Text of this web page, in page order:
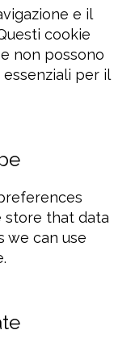
e il
cookie
non possono
per il
store that data
we can use